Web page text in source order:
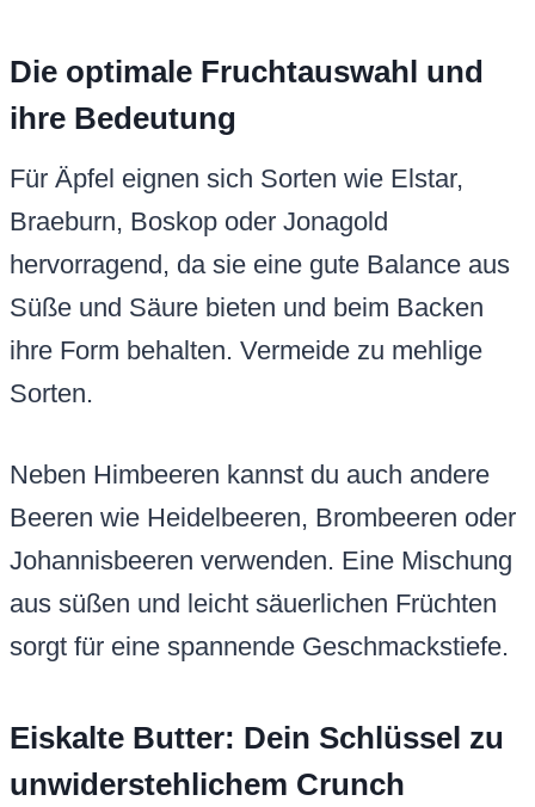
Die optimale Fruchtauswahl und
ihre Bedeutung
Für Äpfel eignen sich Sorten wie Elstar,
Braeburn, Boskop oder Jonagold
hervorragend, da sie eine gute Balance aus
Süße und Säure bieten und beim Backen
ihre Form behalten. Vermeide zu mehlige
Sorten.
Neben Himbeeren kannst du auch andere
Beeren wie Heidelbeeren, Brombeeren oder
Johannisbeeren verwenden. Eine Mischung
aus süßen und leicht säuerlichen Früchten
sorgt für eine spannende Geschmackstiefe.
Eiskalte Butter: Dein Schlüssel zu
unwiderstehlichem Crunch